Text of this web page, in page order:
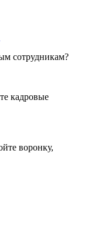
сотрудникам?
кадровые
воронку,